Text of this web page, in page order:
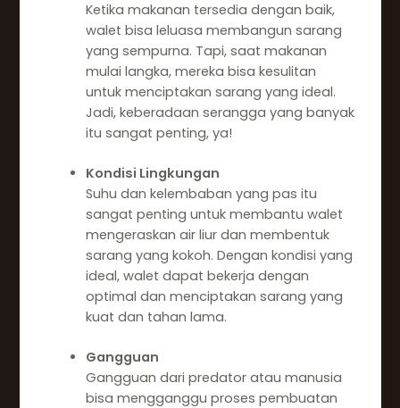
Ketika makanan tersedia dengan baik,
walet bisa leluasa membangun sarang
yang sempurna. Tapi, saat makanan
mulai langka, mereka bisa kesulitan
untuk menciptakan sarang yang ideal.
Jadi, keberadaan serangga yang banyak
itu sangat penting, ya!
Kondisi Lingkungan
Suhu dan kelembaban yang pas itu
sangat penting untuk membantu walet
mengeraskan air liur dan membentuk
sarang yang kokoh. Dengan kondisi yang
ideal, walet dapat bekerja dengan
optimal dan menciptakan sarang yang
kuat dan tahan lama.
Gangguan
Gangguan dari predator atau manusia
bisa mengganggu proses pembuatan